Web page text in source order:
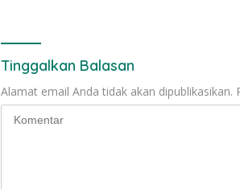
Tinggalkan Balasan
Alamat email Anda tidak akan dipublikasikan.